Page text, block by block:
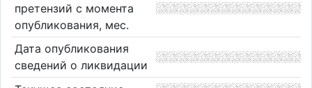
претензий с момента
опубликования, мес.
Дата опубликования
сведений о ликвидации